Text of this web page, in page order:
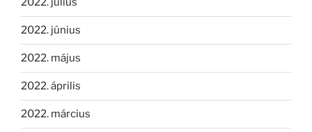
2022. június
2022. május
2022. április
2022. március